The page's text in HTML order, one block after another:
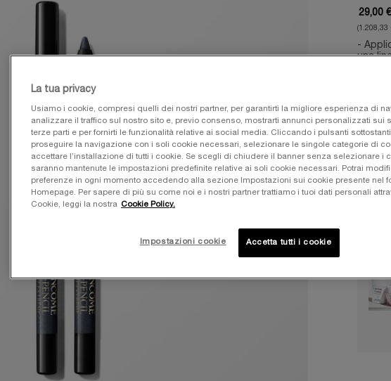
29,00 €
(1.208,33
-
una
01
La tua privacy
Usiamo i cookie, compresi quelli dei nostri partner, per garantirti la migliore esperienza di
analizzare il traffico sul nostro sito e, previo consenso, mostrarti annunci personalizzati sui
terze parti e per fornirti le funzionalità relative ai social media. Cliccando i pulsanti
proseguire la navigazione con i soli cookie necessari, selezionare le singole categorie di
accettare l’installazione di tutti i cookie. Se scegli di chiudere il banner senza selezionare i
saranno mantenute le impostazioni predefinite relative ai soli cookie necessari. Potrai
preferenze in ogni momento accedendo alla sezione Impostazioni sui cookie presente nel
Homepage. Per sapere di più su come noi e i nostri partner trattiamo i tuoi dati personali
Cookie, leggi la nostra
Cookie Policy.
Impostazioni cookie Accetta tutti i cookie